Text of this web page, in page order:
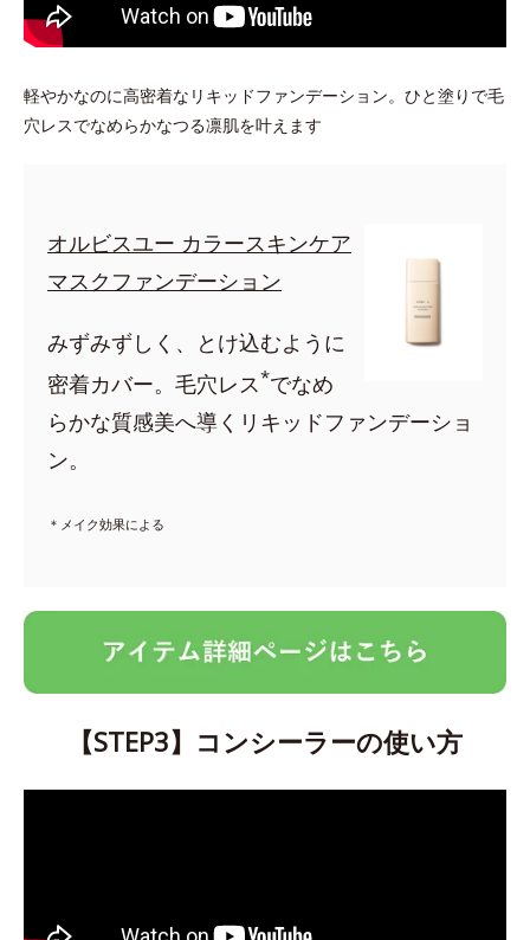
軽やかなのに高密着なリキッドファンデーション。ひと塗りで毛
穴レスでなめらかなつる凛肌を叶えます
オルビスユー カラースキンケア
マスクファンデーション
みずみずしく、とけ込むように
密着カバー。毛穴レス*でなめ
らかな質感美へ導くリキッドファンデーショ
ン。
＊メイク効果による
【STEP3】コンシーラーの使い方